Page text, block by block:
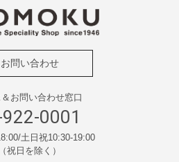
お問い合わせ
お問い合わせ窓口
0001
土日祝10:30-19:00
祝日を除く）